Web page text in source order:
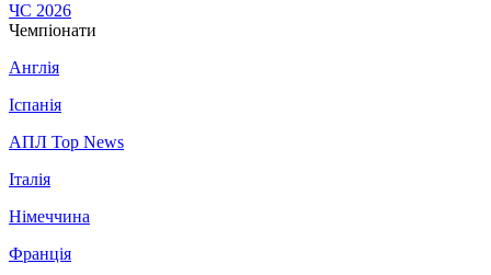
ЧС 2026
Чемпіонати
Англія
Іспанія
АПЛ Top News
Італія
Німеччина
Франція